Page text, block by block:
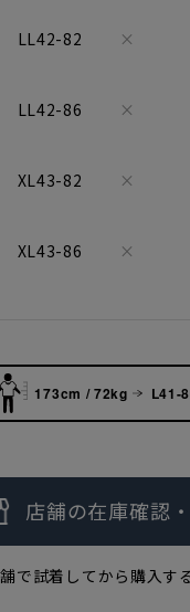
LL42-82 ×
LL42-86 ×
XL43-82 ×
XL43-86 ×
173cm / 72kg L41-
で試着してから購入す